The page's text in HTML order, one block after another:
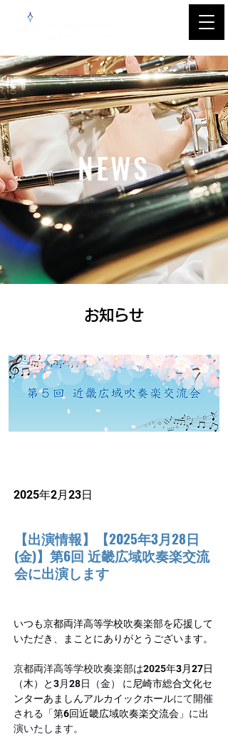
NEWS
​お知らせ
2025年2月23日
【出演情報】【2025年3月28日
(金)】第6回 近畿広域吹奏楽交流
会に出演します
いつも京都両洋高等学校吹奏楽部を応援して
いただき、まことにありがとうございます。
京都両洋高等学校吹奏楽部は2025年3月27日
（木）と3月28日（金） に 尼崎市総合文化セ
ンターあましんアルカイックホールにて開催
される「第6回近畿広域吹奏楽交流会 」に出
演いたします。